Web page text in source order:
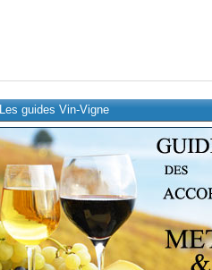
Les guides Vin-Vigne